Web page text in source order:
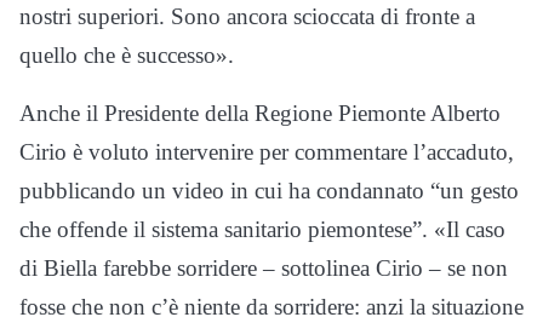
nostri superiori. Sono ancora scioccata di fronte a
quello che è successo».
Anche il Presidente della Regione Piemonte Alberto
Cirio è voluto intervenire per commentare l’accaduto,
pubblicando un video in cui ha condannato “un gesto
che offende il sistema sanitario piemontese”. «Il caso
di Biella farebbe sorridere – sottolinea Cirio – se non
fosse che non c’è niente da sorridere: anzi la situazione